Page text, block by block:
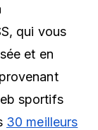
qui vous
et en
sportifs
30 meilleurs